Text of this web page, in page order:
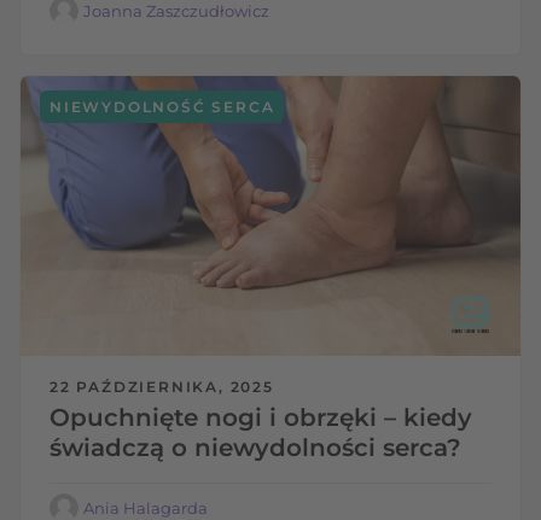
Joanna Zaszczudłowicz
22 PAŹDZIERNIKA, 2025
Opuchnięte nogi i obrzęki – kiedy
świadczą o niewydolności serca?
NIEWYDOLNOŚĆ SERCA
Ania Halagarda